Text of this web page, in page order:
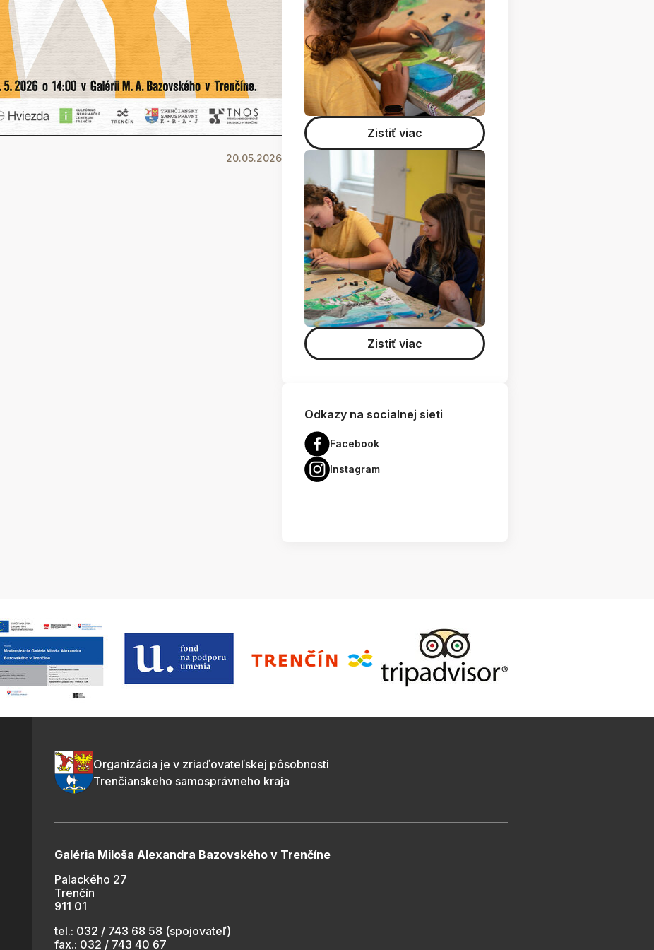
20.05.2026
Zistiť viac
Zistiť viac
Odkazy na socialnej sieti
Facebook
Instagram
Organizácia je v zriaďovateľskej pôsobnosti
Trenčianskeho samosprávneho kraja
Galéria Miloša Alexandra Bazovského v Trenčíne
Palackého 27
Trenčín
911 01
tel.: 032 / 743 68 58 (spojovateľ)
fax.: 032 / 743 40 67